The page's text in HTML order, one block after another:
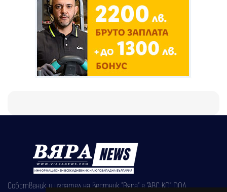
Собственик и издател на вестник "Вяра" е "АВС КО" ООД,